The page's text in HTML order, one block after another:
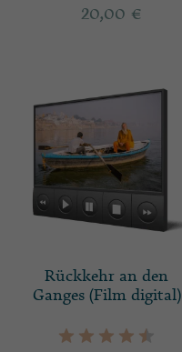
20,00 €
Rückkehr an den
Ganges (Film digital)